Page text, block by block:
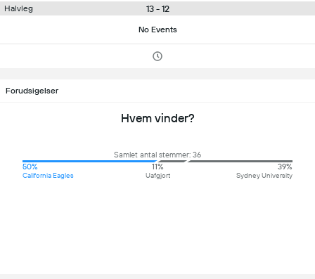
Halvleg 13 - 12
No Events
Forudsigelser
Hvem vinder?
Samlet antal stemmer: 36
50%
California Eagles
11%
Uafgjort
39%
Sydney University